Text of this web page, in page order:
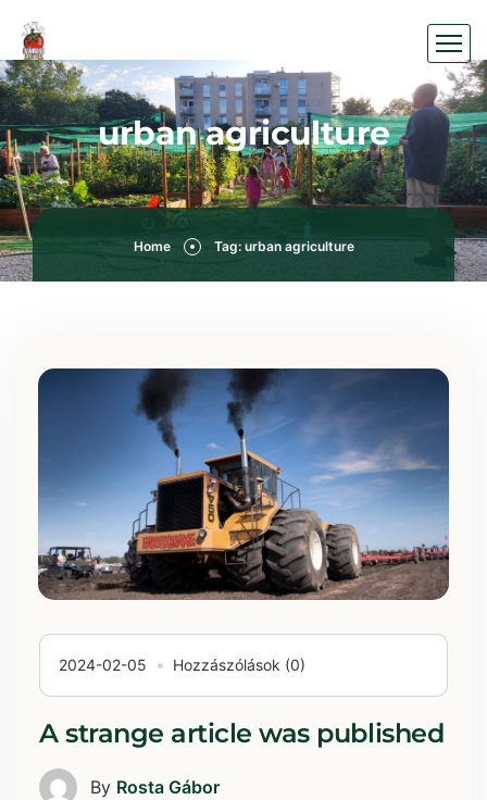
urban agriculture
Home Tag: urban agriculture
2024-02-05 Hozzászólások (0)
A strange article was published
By Rosta Gábor